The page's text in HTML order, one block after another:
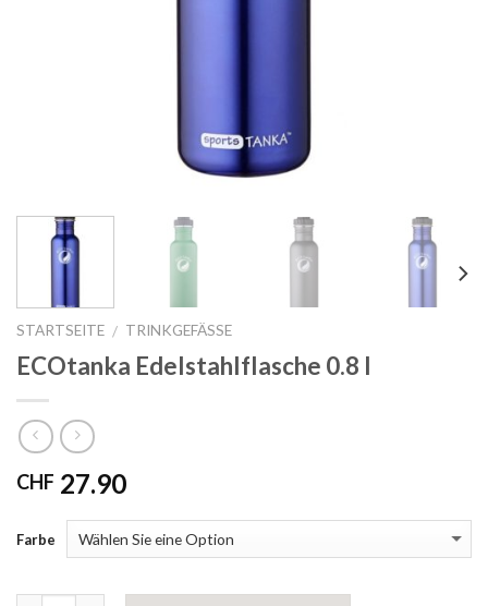
STARTSEITE / TRINKGEFÄSSE
ECOtanka Edelstahlflasche 0.8 l
CHF 27.90
Farbe